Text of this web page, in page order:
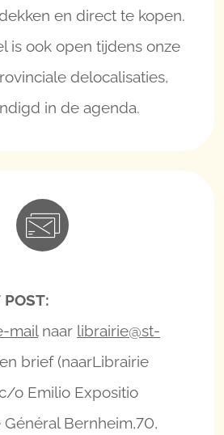
en direct te kopen.
is ook open tijdens onze
delocalisaties,
in de agenda.
POST:
mailnaar librairie@st-
brief (naarLibrairie
o Emilio Expositio
Général Bernheim,70,